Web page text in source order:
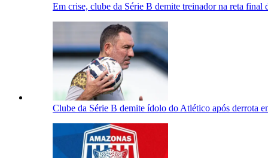
Em crise, clube da Série B demite treinador na reta final
Clube da Série B demite ídolo do Atlético após derrota